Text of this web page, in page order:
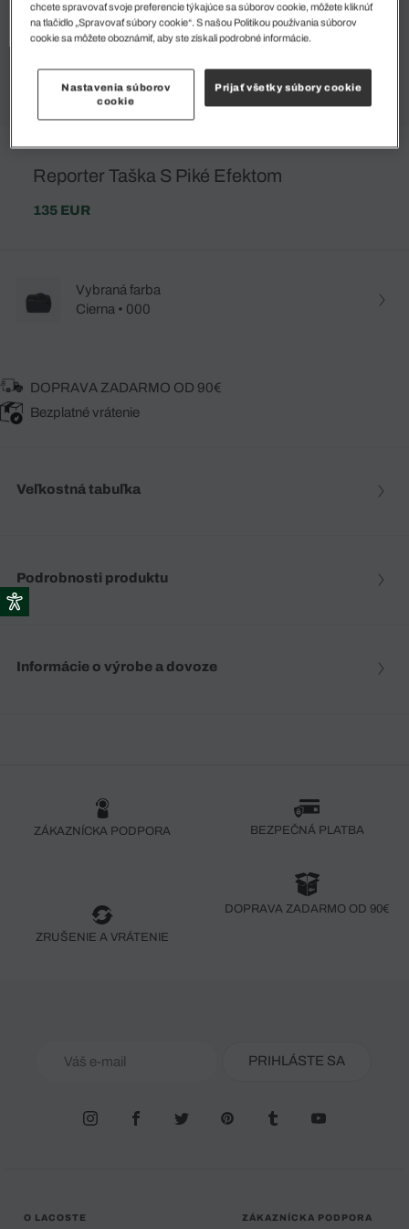
Reporter Taška S Piké Efektom
135 EUR
Vybraná farba
Cierna • 000
DOPRAVA ZADARMO OD 90€
Bezplatné vrátenie
Veľkostná tabuľka
Podrobnosti produktu
Informácie o výrobe a dovoze
ZÁKAZNÍCKA PODPORA BEZPEČNÁ PLATBA
ZRUŠENIE A VRÁTENIE
DOPRAVA ZADARMO OD 90€
PRIHLÁSTE SA
O LACOSTE ZÁKAZNÍCKA PODPORA
chcete spravovať svoje preferencie týkajúce sa súborov cookie, môžete kliknúť
na tlačidlo „Spravovať súbory cookie“. S našou Politikou používania súborov
cookie sa môžete oboznámiť, aby ste získali podrobné informácie.
Nastavenia súborov
cookie
Prijať všetky súbory cookie